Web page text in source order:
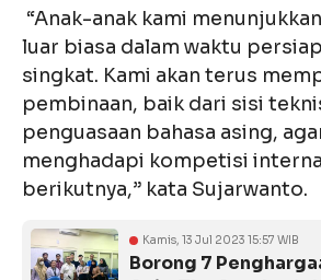
“Anak-anak kami
luar biasa dalam waktu
singkat. Kami akan terus
pembinaan, baik dari sisi
penguasaan bahasa asing,
menghadapi kompetisi
berikutnya,” kata Sujarwanto.
Kamis, 13 Jul 2023 15:57 WIB
Borong 7